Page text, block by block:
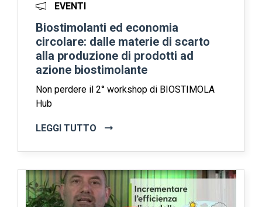
EVENTI
Biostimolanti ed economia
circolare: dalle materie di scarto
alla produzione di prodotti ad
azione biostimolante
Non perdere il 2° workshop di BIOSTIMOLA
Hub
LEGGI TUTTO